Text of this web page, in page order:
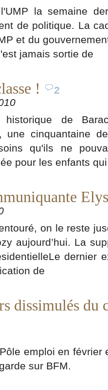
la semaine
de politique. La
et du
jamais sortie de
!
2
de
une cinquantaine
qu'ils ne
pour les enfants
on le reste
aujourd’hui. La
dernier
de
dissimulés du
emploi en février
sur BFM.